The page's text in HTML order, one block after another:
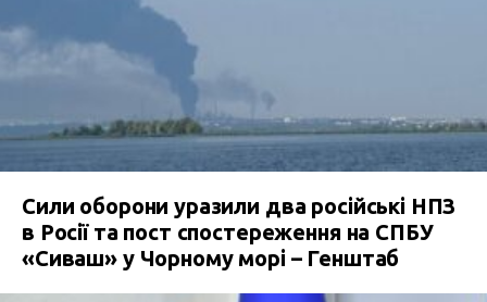
Сили оборони уразили два російські НПЗ
в Росії та пост спостереження на СПБУ
«Сиваш» у Чорному морі – Генштаб